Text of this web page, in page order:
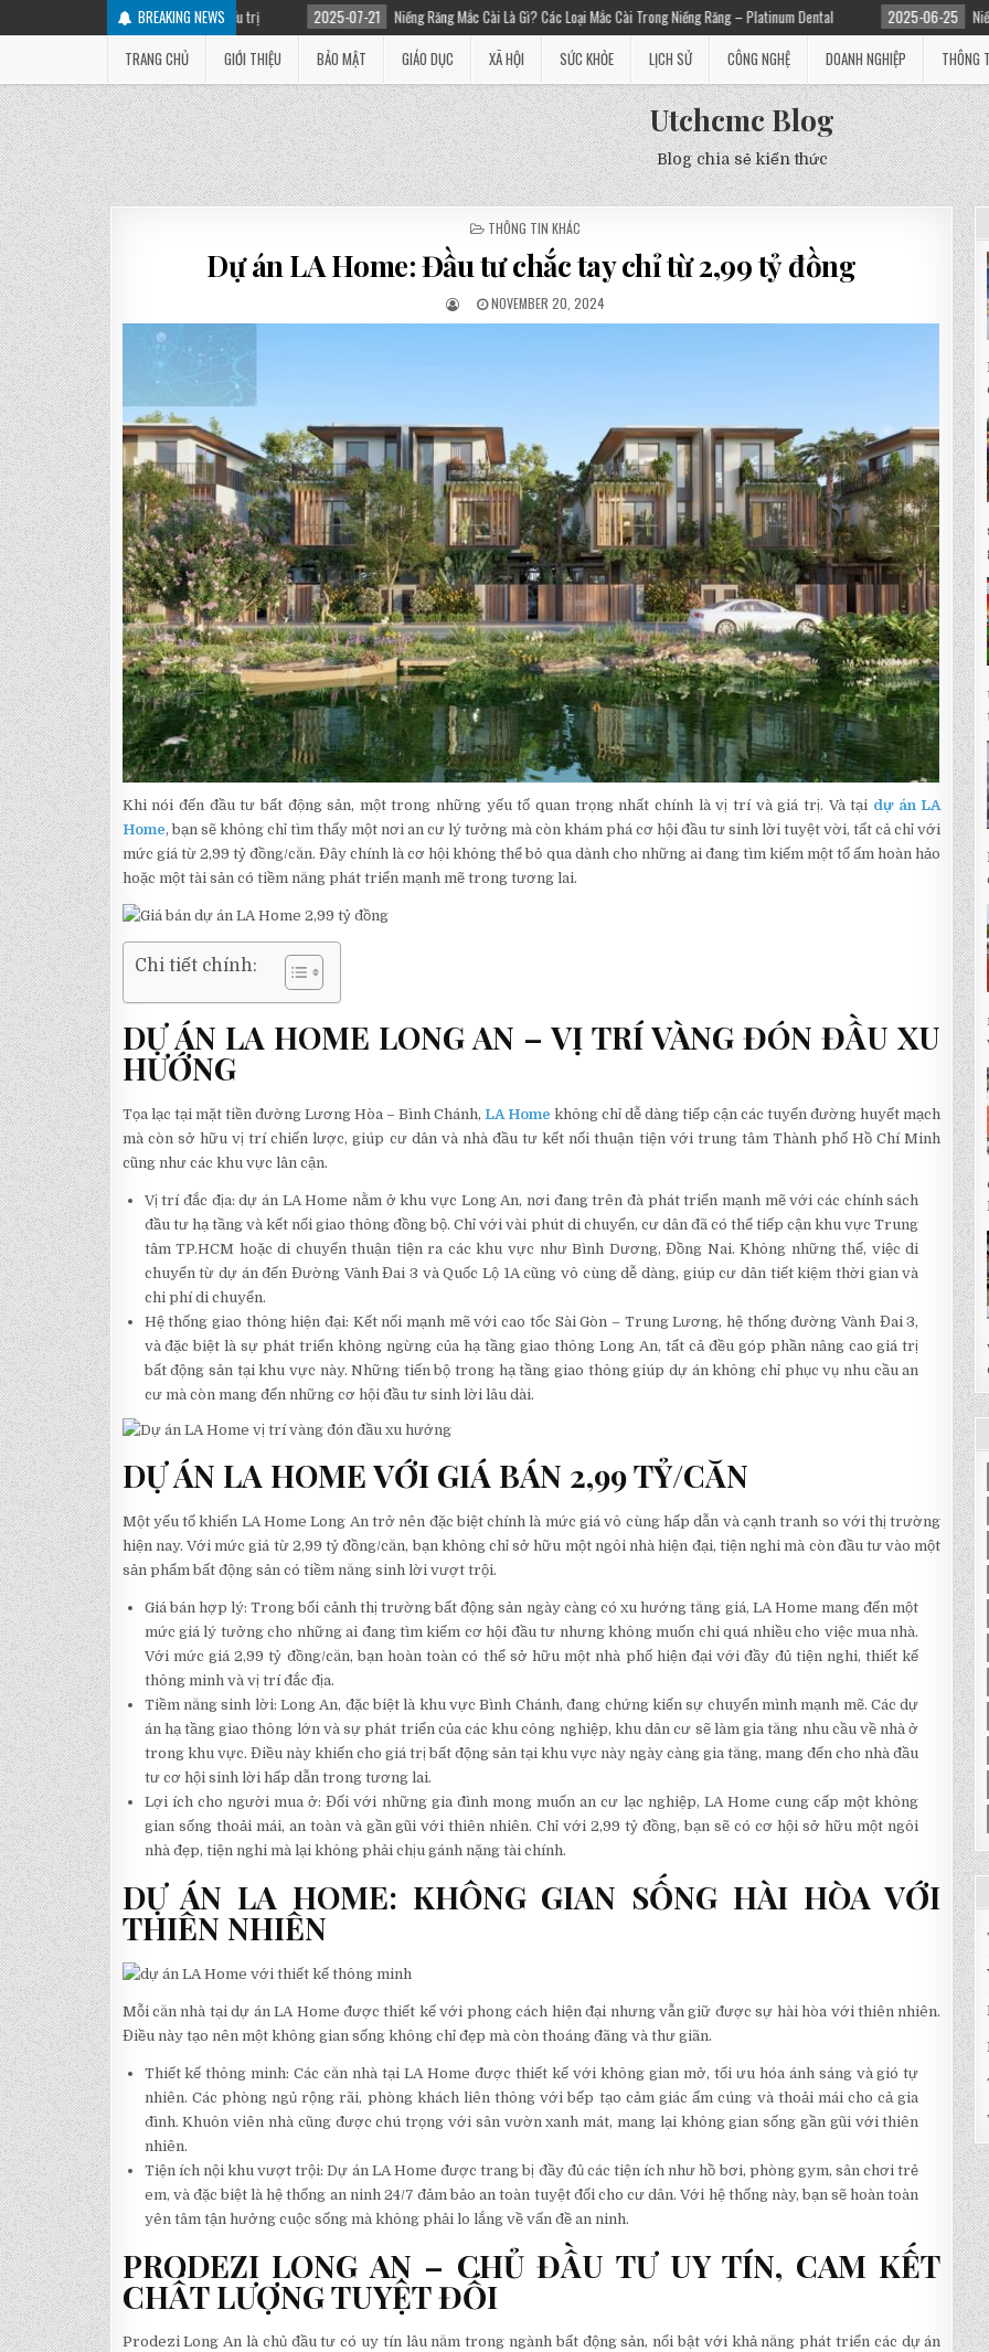
BREAKING NEWS
nhân và cách điều trị 2025-07-21 Niềng Răng Mắc Cài Là Gì? Các Loại Mắc Cài Trong Niềng Răng – Platinum Dental 2025-06-25 Niềng răng giá bao
TRANG CHỦ
GIỚI THIỆU BẢO MẬT GIÁO DỤC XÃ HỘI SỨC KHỎE LỊCH SỬ CÔNG NGHỆ DOANH NGHIỆP THÔNG
Utchcmc Blog
Blog chia sẻ kiến thức
POSTED
THÔNG TIN KHÁC
Dự án LA Home: Đầu tư chắc tay chỉ từ 2,99 tỷ đồng
NOVEMBER 20, 2024
Khi nói đến đầu tư bất động sản, một trong những yếu tố quan trọng nhất chính là vị trí và giá trị. Và tại dự án LA
Home, bạn sẽ không chỉ tìm thấy một nơi an cư lý tưởng mà còn khám phá cơ hội đầu tư sinh lời tuyệt vời, tất cả chỉ với
mức giá từ 2,99 tỷ đồng/căn. Đây chính là cơ hội không thể bỏ qua dành cho những ai đang tìm kiếm một tổ ấm hoàn hảo
hoặc một tài sản có tiềm năng phát triển mạnh mẽ trong tương lai.
Chi tiết chính:
DỰ ÁN LA HOME LONG AN – VỊ TRÍ VÀNG ĐÓN ĐẦU XU
HƯỚNG
Tọa lạc tại mặt tiền đường Lương Hòa – Bình Chánh, LA Home không chỉ dễ dàng tiếp cận các tuyến đường huyết mạch
mà còn sở hữu vị trí chiến lược, giúp cư dân và nhà đầu tư kết nối thuận tiện với trung tâm Thành phố Hồ Chí Minh
cũng như các khu vực lân cận.
Vị trí đắc địa: dự án LA Home nằm ở khu vực Long An, nơi đang trên đà phát triển mạnh mẽ với các chính sách
đầu tư hạ tầng và kết nối giao thông đồng bộ. Chỉ với vài phút di chuyển, cư dân đã có thể tiếp cận khu vực Trung
tâm TP.HCM hoặc di chuyển thuận tiện ra các khu vực như Bình Dương, Đồng Nai. Không những thế, việc di
chuyển từ dự án đến Đường Vành Đai 3 và Quốc Lộ 1A cũng vô cùng dễ dàng, giúp cư dân tiết kiệm thời gian và
chi phí di chuyển.
Hệ thống giao thông hiện đại: Kết nối mạnh mẽ với cao tốc Sài Gòn – Trung Lương, hệ thống đường Vành Đai 3,
và đặc biệt là sự phát triển không ngừng của hạ tầng giao thông Long An, tất cả đều góp phần nâng cao giá trị
bất động sản tại khu vực này. Những tiến bộ trong hạ tầng giao thông giúp dự án không chỉ phục vụ nhu cầu an
cư mà còn mang đến những cơ hội đầu tư sinh lời lâu dài.
DỰ ÁN LA HOME VỚI GIÁ BÁN 2,99 TỶ/CĂN
Một yếu tố khiến LA Home Long An trở nên đặc biệt chính là mức giá vô cùng hấp dẫn và cạnh tranh so với thị trường
hiện nay. Với mức giá từ 2,99 tỷ đồng/căn, bạn không chỉ sở hữu một ngôi nhà hiện đại, tiện nghi mà còn đầu tư vào một
sản phẩm bất động sản có tiềm năng sinh lời vượt trội.
Giá bán hợp lý: Trong bối cảnh thị trường bất động sản ngày càng có xu hướng tăng giá, LA Home mang đến một
mức giá lý tưởng cho những ai đang tìm kiếm cơ hội đầu tư nhưng không muốn chi quá nhiều cho việc mua nhà.
Với mức giá 2,99 tỷ đồng/căn, bạn hoàn toàn có thể sở hữu một nhà phố hiện đại với đầy đủ tiện nghi, thiết kế
thông minh và vị trí đắc địa.
Tiềm năng sinh lời: Long An, đặc biệt là khu vực Bình Chánh, đang chứng kiến sự chuyển mình mạnh mẽ. Các dự
án hạ tầng giao thông lớn và sự phát triển của các khu công nghiệp, khu dân cư sẽ làm gia tăng nhu cầu về nhà ở
trong khu vực. Điều này khiến cho giá trị bất động sản tại khu vực này ngày càng gia tăng, mang đến cho nhà đầu
tư cơ hội sinh lời hấp dẫn trong tương lai.
Lợi ích cho người mua ở: Đối với những gia đình mong muốn an cư lạc nghiệp, LA Home cung cấp một không
gian sống thoải mái, an toàn và gần gũi với thiên nhiên. Chỉ với 2,99 tỷ đồng, bạn sẽ có cơ hội sở hữu một ngôi
nhà đẹp, tiện nghi mà lại không phải chịu gánh nặng tài chính.
DỰ ÁN LA HOME: KHÔNG GIAN SỐNG HÀI HÒA VỚI
THIÊN NHIÊN
Mỗi căn nhà tại dự án LA Home được thiết kế với phong cách hiện đại nhưng vẫn giữ được sự hài hòa với thiên nhiên.
Điều này tạo nên một không gian sống không chỉ đẹp mà còn thoáng đãng và thư giãn.
Thiết kế thông minh: Các căn nhà tại LA Home được thiết kế với không gian mở, tối ưu hóa ánh sáng và gió tự
nhiên. Các phòng ngủ rộng rãi, phòng khách liên thông với bếp tạo cảm giác ấm cúng và thoải mái cho cả gia
đình. Khuôn viên nhà cũng được chú trọng với sân vườn xanh mát, mang lại không gian sống gần gũi với thiên
nhiên.
Tiện ích nội khu vượt trội: Dự án LA Home được trang bị đầy đủ các tiện ích như hồ bơi, phòng gym, sân chơi trẻ
em, và đặc biệt là hệ thống an ninh 24/7 đảm bảo an toàn tuyệt đối cho cư dân. Với hệ thống này, bạn sẽ hoàn toàn
yên tâm tận hưởng cuộc sống mà không phải lo lắng về vấn đề an ninh.
PRODEZI LONG AN – CHỦ ĐẦU TƯ UY TÍN, CAM KẾT
CHẤT LƯỢNG TUYỆT ĐỐI
Prodezi Long An là chủ đầu tư có uy tín lâu năm trong ngành bất động sản, nổi bật với khả năng phát triển các dự án